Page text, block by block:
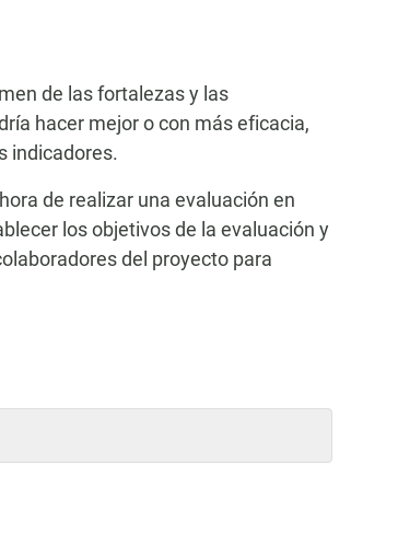
de las fortalezas y las
hacer mejor o con más eficacia,
indicadores.
de realizar una evaluación en
los objetivos de la evaluación y
del proyecto para